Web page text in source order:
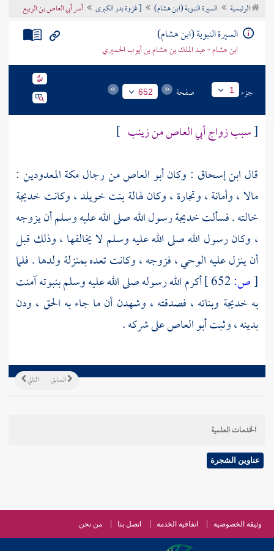
تراجم الأعلام
الرئيسية السيرة النبوية (ابن هشام) [ غزوة بدر الكبرى أسر أبي العاص بن الربيع
السيرة النبوية (ابن هشام)
ابن هشام - عبد الملك بن هشام بن أيوب الحميري
جزء 1 صفحة 652
[سبب زواجأبي العاصمنزينب ]
قال ابن إسحاق : وكانأبو العاصمن رجالمكةالمعدودين :
مالا ، وأمانة ، وتجارة ، وكانلهالة بنت خويلد، وكانت خديجة
خالته . فسألتخديجةرسول الله صلى الله عليه وسلم أن يزوجه
، وكان رسول الله صلى الله عليه وسلم لا يخالفها ، وذلك قبل
أن ينزل عليه الوحي ، فزوجه ، وكانت تعده بمنزلة ولدها . فلما
[ص:
أكرم الله رسوله صلى الله عليه وسلم بنبوته آمنت
به خديجة وبناته ، فصدقته ، وشهدن أن ما جاء به الحق ، ودن
بدينه ، وثبتأبو العاصعلى شركه .
التالي السابق
الخدمات العلمية
عناوين الشجرة
وثيقة الخصوصية اتفاقية الخدمة اتصل بنا من نحن